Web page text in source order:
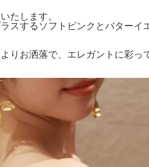
たします。
するソフトピンクとバター
お洒落で、エレガントに彩っ